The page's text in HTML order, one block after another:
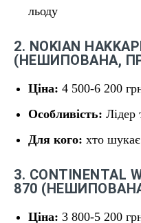
льоду
2. NOKIAN
(НЕШИПОВАНА,
Ціна: 4 500-6 200
Особливість: Лідер
Для кого: хто
3. CONTINENTAL
870
Ціна: 3 800-5 200